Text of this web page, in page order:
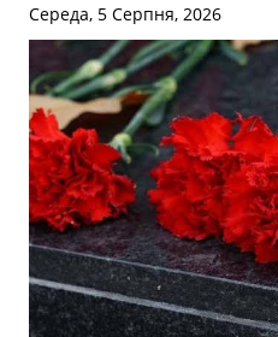
Середа, 5 Серпня, 2026